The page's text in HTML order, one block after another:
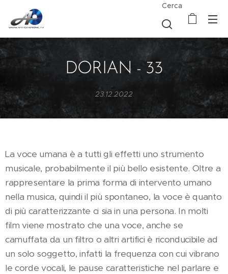
Cerca
DORIAN - 33
23.12.2022
La voce umana è a tutti gli effetti uno strumento
musicale, probabilmente il più bello esistente. Oltre a
rappresentare la prima forma di intervento umano
nella musica, quindi il più spontaneo, la voce è quanto
di più caratterizzante ci sia in una persona. In molti
film viene mostrato che una voce, anche se
camuffata da un filtro o altri artifici è riconducibile ad
un solo soggetto, infatti la frequenza con cui vibrano
le corde vocali, le pause caratteristiche nel parlare e